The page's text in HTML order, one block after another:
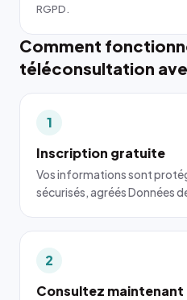
RGPD.
Comment
téléconsultation
1
Inscription gratuite
Vos informations sont
sécurisés, agréés Données
2
Consultez maintenant